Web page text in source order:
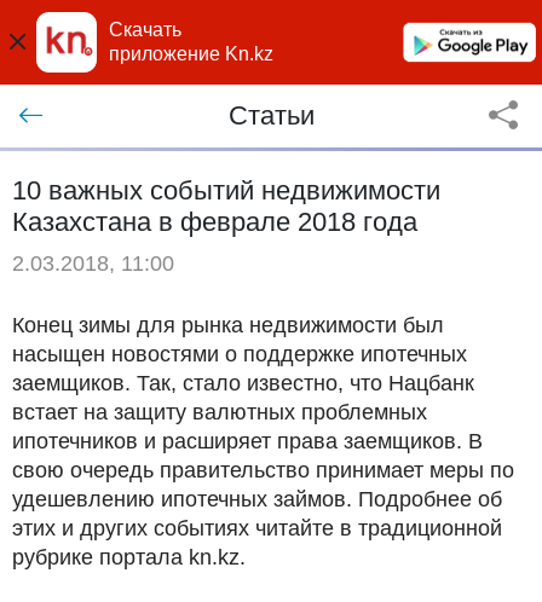
Скачать
приложение Kn.kz
Статьи
10 важных событий недвижимости
Казахстана в феврале 2018 года
2.03.2018, 11:00
Конец зимы для рынка недвижимости был
насыщен новостями о поддержке ипотечных
заемщиков. Так, стало известно, что Нацбанк
встает на защиту валютных проблемных
ипотечников и расширяет права заемщиков. В
свою очередь правительство принимает меры по
удешевлению ипотечных займов. Подробнее об
этих и других событиях читайте в традиционной
рубрике портала kn.kz.